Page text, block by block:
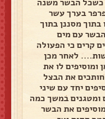
כשכל הבשר משנה
בערך עשר
בתוך מסננן בתוך
עם מים
קרים כי הפעולה
לאחר מכן
לו את
את הבצל
יחד עם שיני
ומטגנים במשך כמה
את הבשר